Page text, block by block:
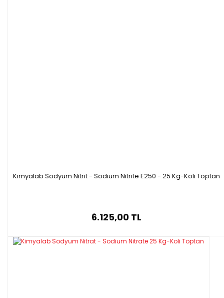
Kimyalab Sodyum Nitrit - Sodium Nitrite E250 - 25 Kg-Koli Toptan
6.125,00 TL